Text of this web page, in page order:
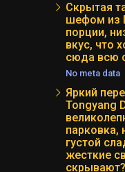
Скрытая
шефом из
порции,
вкус, что
сюда всю
No meta data
Яркий
Tongyang
парковка,
густой
жесткие
скрывают?